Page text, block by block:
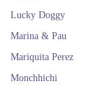
Lucky Doggy
Marina & Pau
Mariquita Perez
Monchhichi